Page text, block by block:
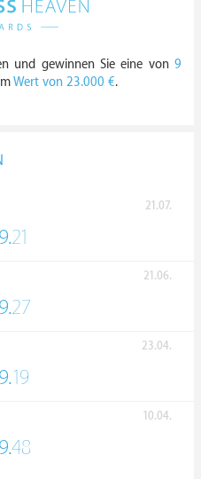
und gewinnen Sie eine von 9
Wert von 23.000 €.
21.07.
9.21
21.06.
9.27
23.04.
9.19
10.04.
9.48